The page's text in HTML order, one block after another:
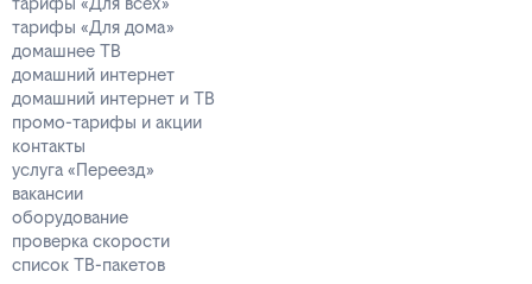
тарифы «Для дома»
домашнее ТВ
домашний интернет
домашний интернет и ТВ
промо-тарифы и акции
контакты
услуга «Переезд»
вакансии
оборудование
проверка скорости
список ТВ-пакетов